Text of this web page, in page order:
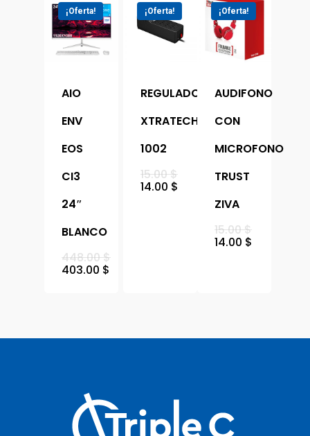
¡Oferta!
AIO
ENV
EOS
CI3
24″
BLANCO
448.00$
403.00 $
¡Oferta!
REGULADOR
XTRATECH
1002
15.00$
14.00 $
¡Oferta!
AUDIFONO
CON
MICROFONO
TRUST
ZIVA
15.00$
14.00 $
Portatiles